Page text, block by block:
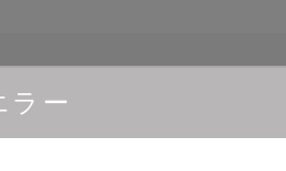
ラー